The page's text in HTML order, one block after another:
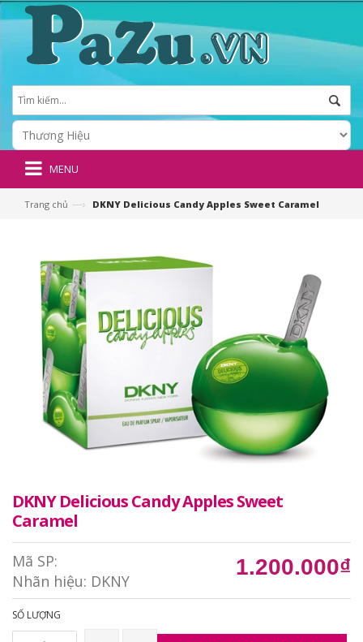
MENU
Trang chủ —› DKNY Delicious Candy Apples Sweet Caramel
DKNY Delicious Candy Apples Sweet
Caramel
Mã SP:
Nhãn hiệu: DKNY
1.200.000₫
SỐ LƯỢNG